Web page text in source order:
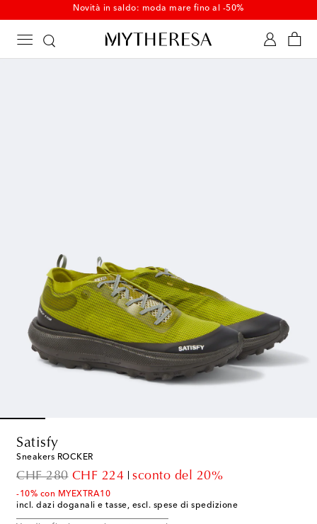
Novità in saldo: moda mare fino al -50%
Satisfy
Sneakers ROCKER
CHF 280
original priceCHF 224
discount pricesconto del 20%
-10% con MYEXTRA10
incl. dazi doganali e tasse, escl. spese di spedizione